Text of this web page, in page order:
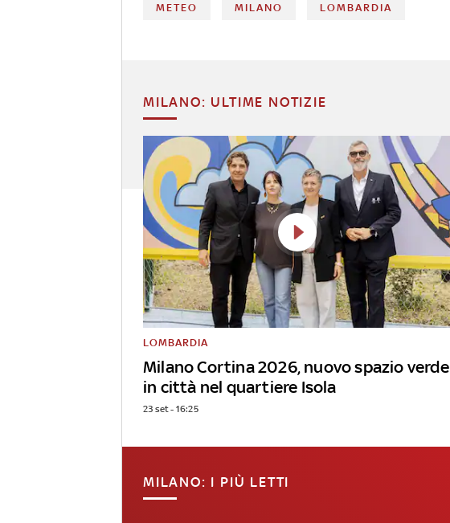
METEO MILANO LOMBARDIA
MILANO: ULTIME NOTIZIE
Milano Cortina 2026, nuovo spazio verde
in città nel quartiere Isola
LOMBARDIA
23 set - 16:25
MILANO: I PIÙ LETTI